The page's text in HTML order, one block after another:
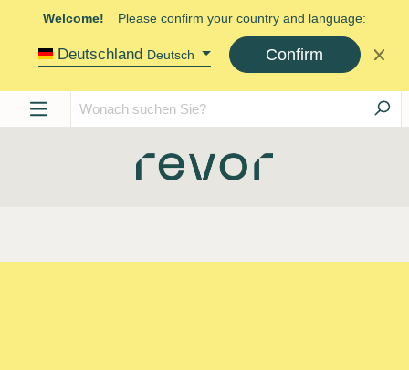
Welcome! Please confirm your country and language:
Deutschland Deutsch Confirm